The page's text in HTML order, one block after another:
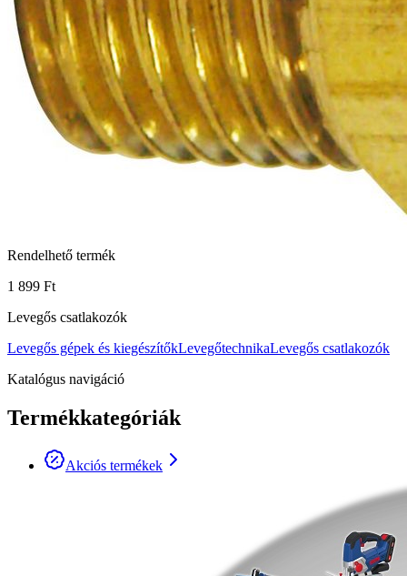
Rendelhető termék
1 899 Ft
Levegős csatlakozók
Levegős gépek és kiegészítőkLevegőtechnikaLevegős csatlakozók
Katalógus navigáció
Termékkategóriák
Akciós termékek